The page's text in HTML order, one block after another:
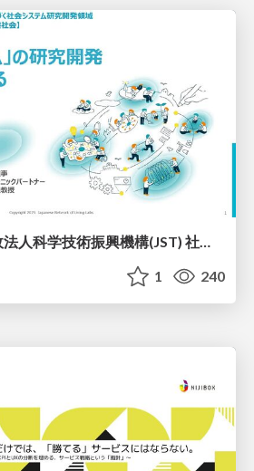
20260215独立行政法人科学技術振興機構(JST) 社会技術研究開発センター(RISTEX)ケアが根づく社会システム _公開シンポジウム
1 240